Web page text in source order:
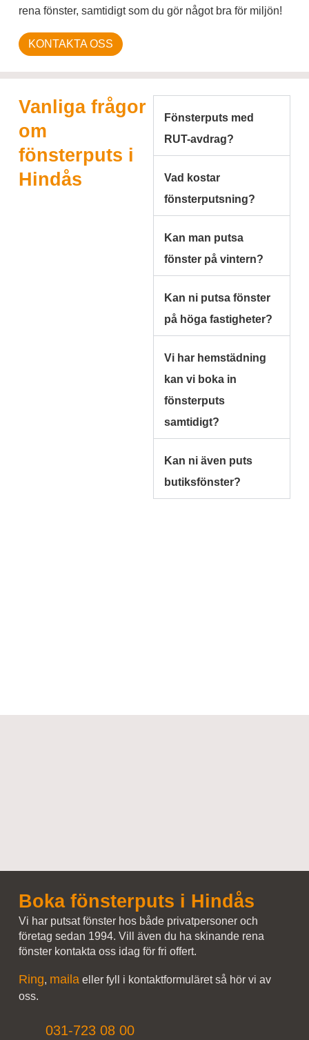
rena fönster, samtidigt som du gör något bra för miljön!
KONTAKTA OSS
Vanliga frågor
om
fönsterputs i
Hindås
Fönsterputs med
RUT-avdrag?
Vad kostar
fönsterputsning?
Kan man putsa
fönster på vintern?
Kan ni putsa fönster
på höga fastigheter?
Vi har hemstädning
kan vi boka in
fönsterputs
samtidigt?
Kan ni även puts
butiksfönster?
Boka fönsterputs i Hindås
Vi har putsat fönster hos både privatpersoner och
företag sedan 1994. Vill även du ha skinande rena
fönster kontakta oss idag för fri offert.
Ring, maila eller fyll i kontaktformuläret så hör vi av
oss.
031-723 08 00